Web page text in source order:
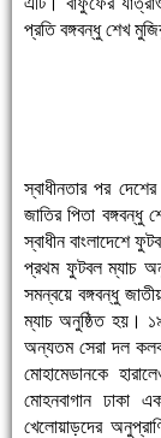
প্রতি বঙ্গবন্ধু শেখ
স্বাধীনতার পর
জাতির পিতা
স্বাধীন বাংলাদেশে
প্রথম ফুটবল ম্যাচ
সমন্বয়ে বঙ্গবন্ধু
ম্যাচ অনুষ্ঠিত হয়।
অন্যতম সেরা দল
মোহামেডানকে
মোহনবাগান ঢাকা
খেলোয়াড়দের